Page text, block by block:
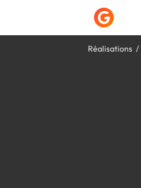
Réalisations